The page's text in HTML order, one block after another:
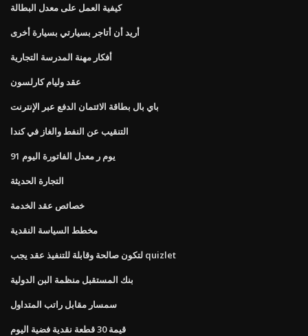
كيفية العمل على معدل البطالة
أريد أن أتاجر بسيارتي بسيارة أخرى
أفكار مهنة المدرسة التجارية
عقد وليام كارلسون
باي بال بطاقة الائتمان الدفع عبر الإنترنت
التنقيب عن النفط والغاز في كندا
91 يوم ر معدل الفاتورة اليوم
التجارة الحديثة
خصائص عقد الخدمة
مخطط السياسة النقدية
لتكون صالحة وقابلة للتنفيذ عقد يجب quizlet
بنك المستقبل منظمة البن الدولية
سمسار مقابل راتب المتداول
قيمة 30 قطعة نقدية فضية اليوم